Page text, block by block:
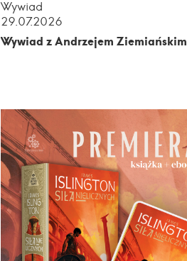
Wywiad
29.07.2026
Wywiad z Andrzejem Ziemiańskim